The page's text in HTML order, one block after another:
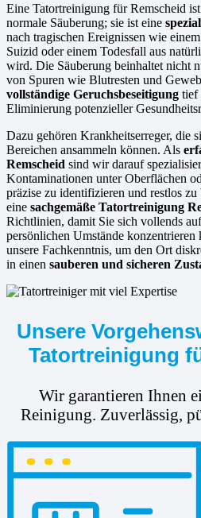
Eine Tatortreinigung für Remscheid
normale Säuberung; sie ist eine
nach tragischen Ereignissen wie
Suizid oder einem Todesfall aus
wird. Die Säuberung beinhaltet nicht
von Spuren wie Blutresten und
vollständige Geruchsbeseitigung tief
Eliminierung potenzieller
Dazu gehören Krankheitserreger, die
Bereichen ansammeln können. Als
Remscheid sind wir darauf
Kontaminationen unter Oberflächen
präzise zu identifizieren und restlos
eine sachgemäße Tatortreinigung
Richtlinien, damit Sie sich vollends
persönlichen Umstände konzentrieren
unsere Fachkenntnis, um den Ort
in einen sauberen und sicheren
Unsere
Tatortreinigung
Wir garantieren Ihnen
Reinigung. Zuverlässig,